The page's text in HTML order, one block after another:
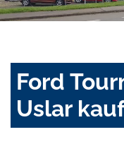
Ford
Uslar